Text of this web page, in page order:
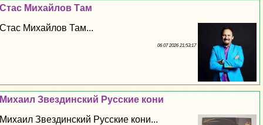
Стас Михайлов Там
Стас Михайлов Там...
06 07 2026 21:53:17
Михаил Звездинский Русские кони
Михаил Звездинский Русские кони...